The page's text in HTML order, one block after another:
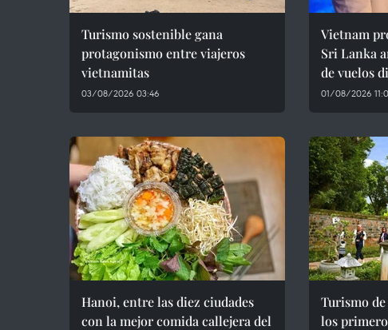
Turismo sostenible gana
protagonismo entre viajeros
vietnamitas
03/08/2026 03:46
Vietnam
Sri Lanka
de vuelos
01/08/2026
Hanoi, entre las diez ciudades
con la mejor comida callejera del
Turismo de
los